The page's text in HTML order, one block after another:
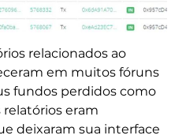
relacionados ao
em muitos fóruns
fundos perdidos como
eram
deixaram sua interface